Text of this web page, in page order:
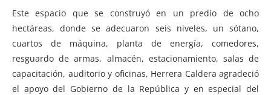
Este espacio que se construyó en un predio de ocho
hectáreas, donde se adecuaron seis niveles, un sótano,
cuartos de máquina, planta de energía, comedores,
resguardo de armas, almacén, estacionamiento, salas de
capacitación, auditorio y oficinas, Herrera Caldera agradeció
el apoyo del Gobierno de la República y en especial del